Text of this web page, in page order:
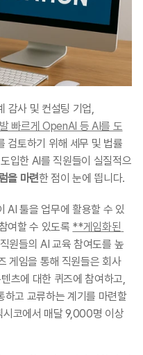
감사 및 컨설팅 기업,
발 빠르게 OpenAI 등 AI를 도
검토하기 위해 세무 및 법률
입한 AI를 직원들이 실질적으
을 마련한 점이 눈에 띕니다.
AI 툴을 업무에 활용할 수 있
여할 수 있도록 **게임화된
원들의 AI 교육 참여도를 높
게임을 통해 직원들은 회사
츠에 대한 퀴즈에 참여하고,
하고 교류하는 계기를 마련할
시코에서 매달 9,000명 이상